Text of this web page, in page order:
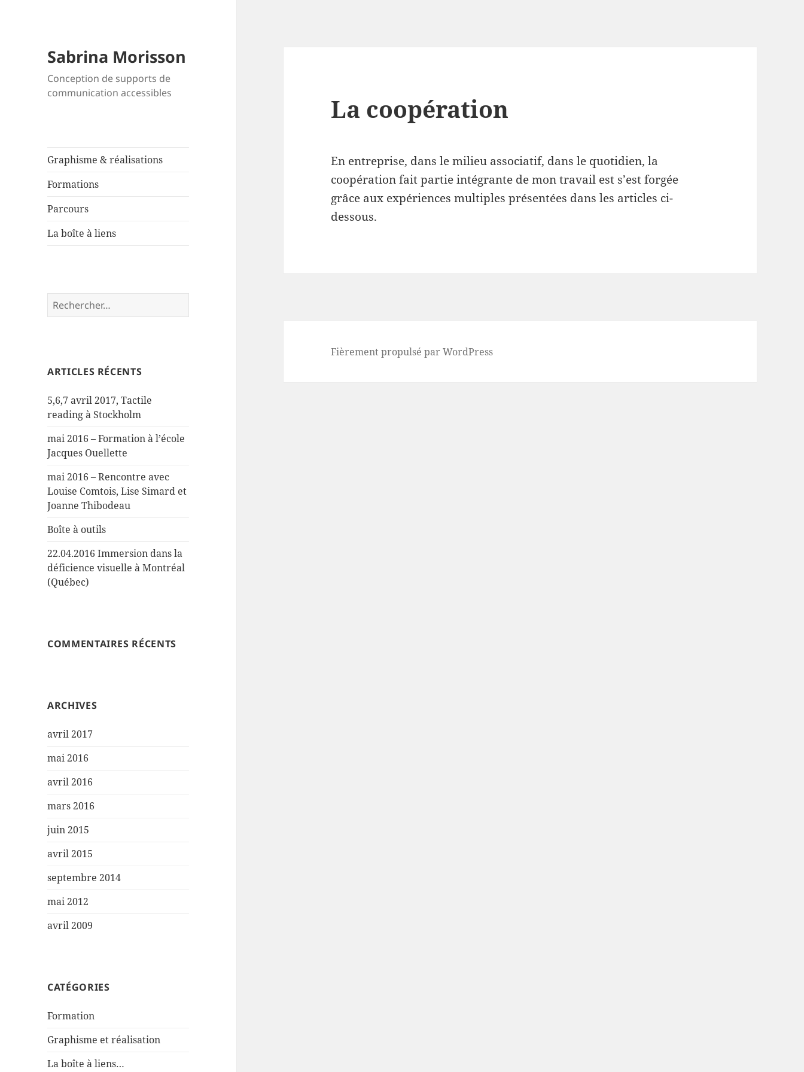
Sabrina Morisson
Conception de supports de
communication accessibles
Graphisme & réalisations
Formations
Parcours
La boîte à liens
Rechercher :
ARTICLES RÉCENTS
5,6,7 avril 2017, Tactile
reading à Stockholm
mai 2016 – Formation à l’école
Jacques Ouellette
mai 2016 – Rencontre avec
Louise Comtois, Lise Simard et
Joanne Thibodeau
Boîte à outils
22.04.2016 Immersion dans la
déficience visuelle à Montréal
(Québec)
COMMENTAIRES RÉCENTS
ARCHIVES
avril 2017
mai 2016
avril 2016
mars 2016
juin 2015
avril 2015
septembre 2014
mai 2012
avril 2009
CATÉGORIES
Formation
Graphisme et réalisation
La boîte à liens…
La coopération
En entreprise, dans le milieu associatif, dans le quotidien, la
coopération fait partie intégrante de mon travail est s’est forgée
grâce aux expériences multiples présentées dans les articles ci-
dessous.
Fièrement propulsé par WordPress